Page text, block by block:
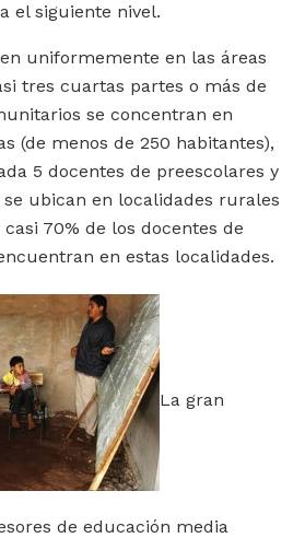
el siguiente nivel.
uniformemente en las áreas
tres cuartas partes o más de
se concentran en
(de menos de 250 habitantes),
5 docentes de preescolares y
ubican en localidades rurales
70% de los docentes de
en estas localidades.
La gran
de educación media